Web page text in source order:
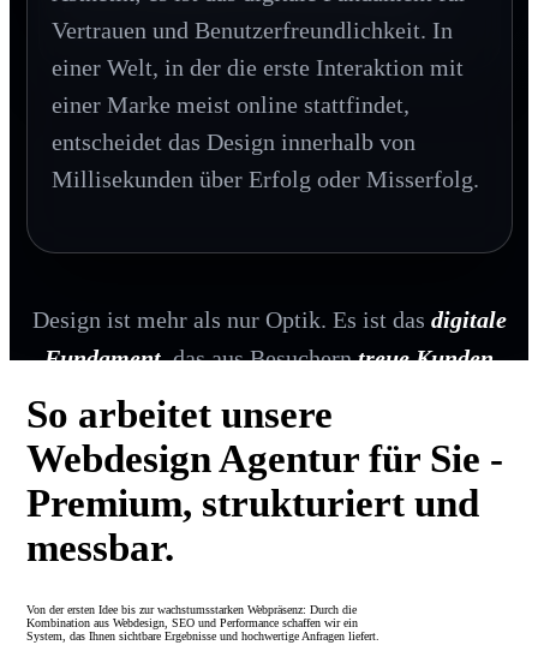
Vertrauen und Benutzerfreundlichkeit. In
einer Welt, in der die erste Interaktion mit
einer Marke meist online stattfindet,
entscheidet das Design innerhalb von
Millisekunden über Erfolg oder Misserfolg.
Design ist mehr als nur Optik. Es ist das digitale
Fundament, das aus Besucherntreue Kunden
So arbeitet unsere
Webdesign Agentur für Sie -
Premium, strukturiert und
messbar.
Von der ersten Idee bis zur wachstumsstarken Webpräsenz: Durch die
Kombination aus Webdesign, SEO und Performance schaffen wir ein
System, das Ihnen sichtbare Ergebnisse und hochwertige Anfragen liefert.